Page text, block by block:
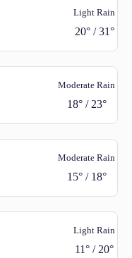
Light Rain
20°/31°
Moderate Rain
18°/23°
Moderate Rain
15°/18°
Light Rain
11°/20°